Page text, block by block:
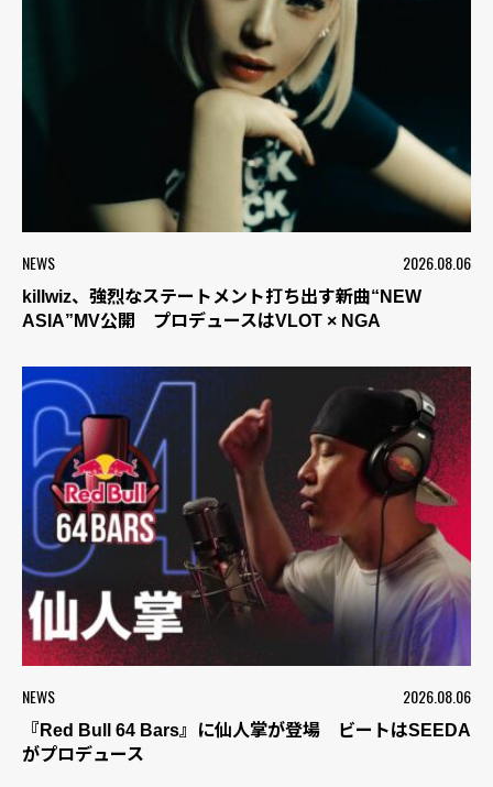
NEWS 2026.08.06
killwiz、強烈なステートメント打ち出す新曲“NEW
ASIA”MV公開 プロデュースはVLOT × NGA
NEWS 2026.08.06
『Red Bull 64 Bars』に仙人掌が登場 ビートはSEEDA
がプロデュース